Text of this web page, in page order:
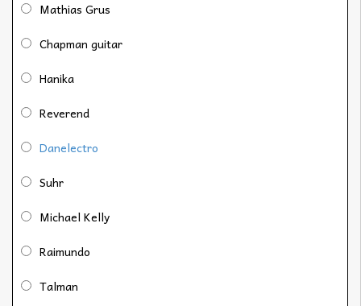
Mathias Grus
Chapman guitar
Hanika
Reverend
Danelectro
Suhr
Michael Kelly
Raimundo
Talman